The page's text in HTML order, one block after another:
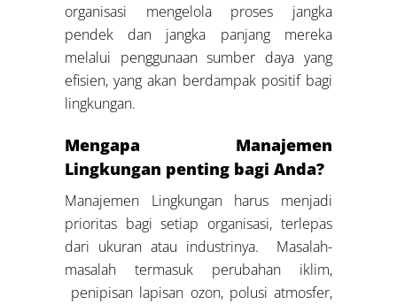
organisasi mengelola proses jangka
pendek dan jangka panjang mereka
melalui penggunaan sumber daya yang
efisien, yang akan berdampak positif bagi
lingkungan.
Mengapa Manajemen
Lingkungan penting bagi Anda?
Manajemen Lingkungan harus menjadi
prioritas bagi setiap organisasi, terlepas
dari ukuran atau industrinya. Masalah-
masalah termasuk perubahan iklim,
penipisan lapisan ozon, polusi atmosfer,